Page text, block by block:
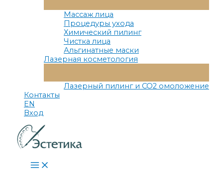
Меню
Массаж лица
Процедуры ухода
Химический пилинг
Чистка лица
Альгинатные маски
Лазерная косметология
Меню
Лазерный пилинг и СО2 омоложение
Контакты
EN
Вход
Main
Menu